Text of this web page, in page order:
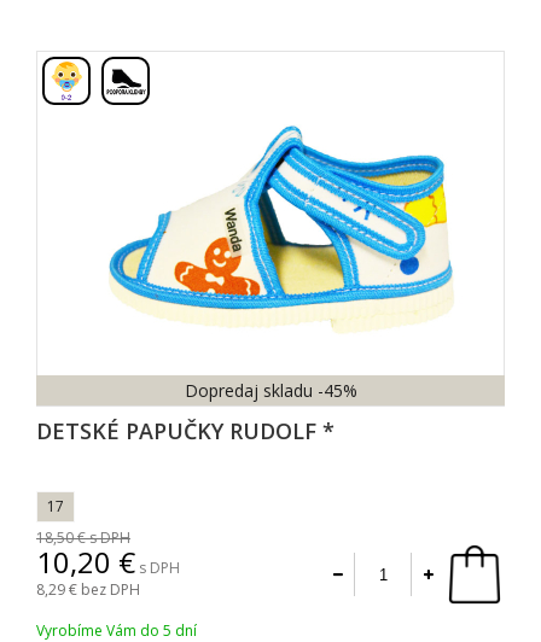
DETSKÉ PAPUČKY RUDOLF *
Dopredaj skladu -45%
17
18,50s DPH
10,20
s DPH
8,29 bez DPH
Vyrobíme Vám do 5 dní